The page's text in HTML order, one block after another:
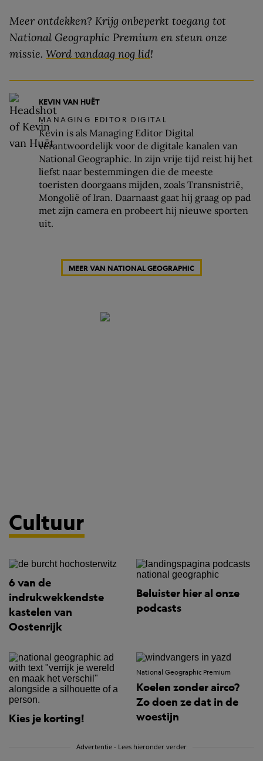
Meer ontdekken? Krijg onbeperkt toegang tot
National Geographic Premium en steun onze
missie. Word vandaag nog lid!
KEVIN VAN HUËT
MANAGING EDITOR DIGITAL
Kevin is als Managing Editor Digital
verantwoordelijk voor de digitale kanalen van
National Geographic. In zijn vrije tijd reist hij het
liefst naar bestemmingen die de meeste
toeristen doorgaans mijden, zoals Transnistrië,
Mongolië of Iran. Daarnaast gaat hij graag op pad
met zijn camera en probeert hij nieuwe sporten
uit.
MEER VAN NATIONAL GEOGRAPHIC
Cultuur
6 van de
indrukwekkendste
kastelen van
Oostenrijk
Beluister hier al onze
podcasts
Kies je korting!
National Geographic Premium
Koelen zonder airco?
Zo doen ze dat in de
woestijn
Advertentie - Lees hieronder verder